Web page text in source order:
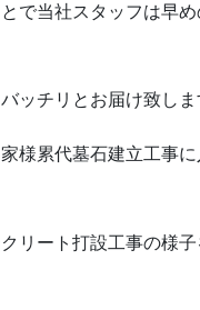
で当社スタッフは早
ッチリとお届け致し
様累代墓石建立工事に
リート打設工事の様